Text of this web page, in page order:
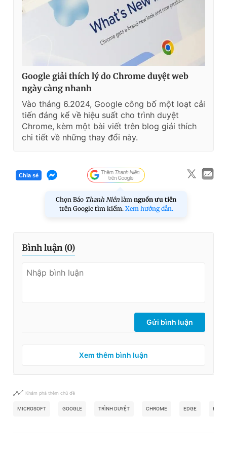
Google giải thích lý do Chrome duyệt web
ngày càng nhanh
Vào tháng 6.2024, Google công bố một loạt cải
tiến đáng kể về hiệu suất cho trình duyệt
Chrome, kèm một bài viết trên blog giải thích
chi tiết về những thay đổi này.
Chia sẻ
Chọn Báo Thanh Niên làm nguồn ưu tiên
trên Google tìm kiếm. Xem hướng dẫn.
Bình luận (0)
Gửi bình luận
Xem thêm bình luận
Khám phá thêm chủ đề
MICROSOFT GOOGLE TRÌNH DUYỆT CHROME EDGE HIỆU